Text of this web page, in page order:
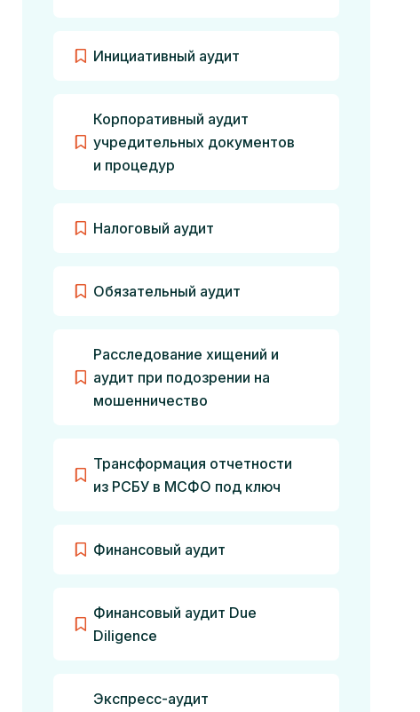
Инициативный аудит
Корпоративный аудит
учредительных документов
и процедур
Налоговый аудит
Обязательный аудит
Расследование хищений и
аудит при подозрении на
мошенничество
Трансформация отчетности
из РСБУ в МСФО под ключ
Финансовый аудит
Финансовый аудит Due
Diligence
Экспресс-аудит